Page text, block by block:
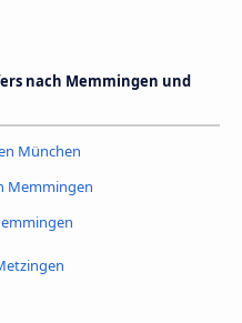
nach Memmingen und
München
Memmingen